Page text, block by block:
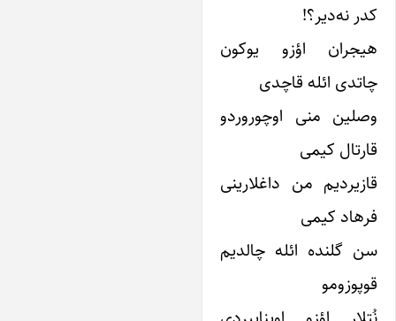
نه‌دیر؟!
اؤزو ‌یوکون
ائله قاچدی
منی اوچوروردو
کیمی
من داغلارینی
کیمی
گلنده ائله چالدیم